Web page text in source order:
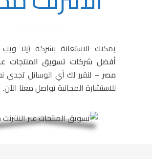
يمكنك الاستعانة بشركة (يلا
أفضل شركات تسويق المنتجات عبر
مصر– لنقرر لك أي الوسائل
للاستشارة المجانية تواصل معنا الآن.